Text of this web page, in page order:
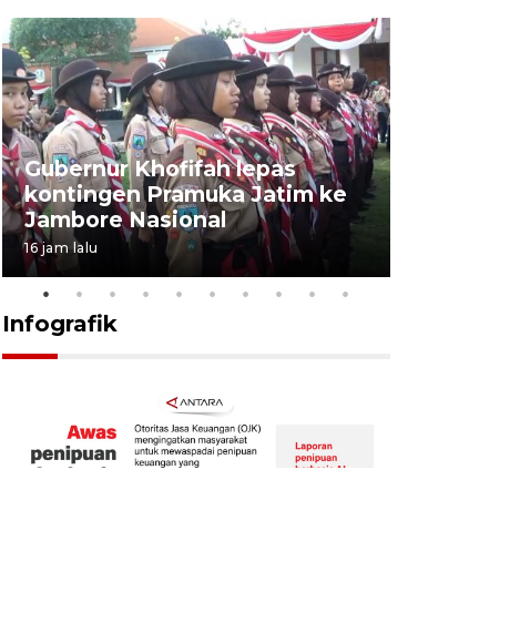
Gubernur Khofifah lepas
kontingen Pramuka Jatim ke
Jambore Nasional
16 jam lalu
Infografik